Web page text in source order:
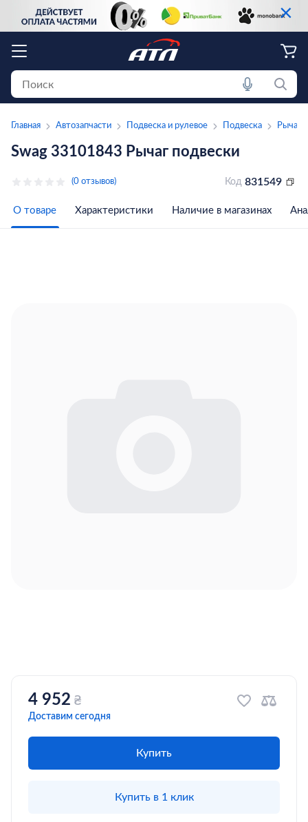
×
Главная Автозапчасти Подвеска и рулевое Подвеска Рычаг
Swag 33101843 Рычаг подвески
(0 отзывов) Код 831549
О товаре Характеристики Наличие в магазинах
4 952 ₴
Доставим сегодня
Купить
Купить в 1 клик